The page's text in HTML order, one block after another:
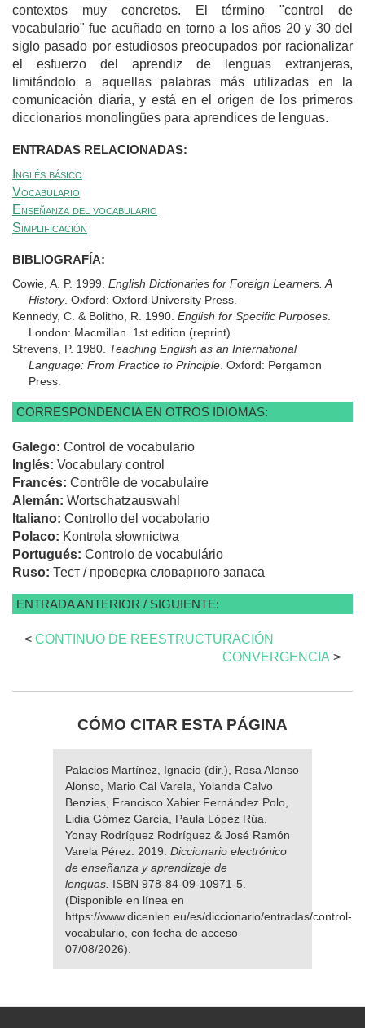
contextos muy concretos.
El término "control de
vocabulario" fue acuñado en torno a los años 20 y 30 del
siglo pasado por estudiosos preocupados por racionalizar
el esfuerzo del aprendiz de lenguas extranjeras,
limitándolo a aquellas palabras más utilizadas en la
comunicación diaria, y está en el origen de los primeros
diccionarios monolingües para aprendices de lenguas.
ENTRADAS RELACIONADAS:
Inglés básico
Vocabulario
Enseñanza del vocabulario
Simplificación
BIBLIOGRAFÍA:
Cowie, A. P. 1999. English Dictionaries for Foreign Learners. A
History. Oxford: Oxford University Press.
Kennedy, C. & Bolitho, R. 1990. English for Specific Purposes
London: Macmillan. 1st edition (reprint).
Strevens, P. 1980. Teaching English as an International
Language: From Practice to Principle . Oxford: Pergamon
Press.
CORRESPONDENCIA EN OTROS IDIOMAS:
Galego: Control de vocabulario
Inglés: Vocabulary control
Francés: Contrôle de vocabulaire
Alemán: Wortschatzauswahl
Italiano: Controllo del vocabolario
Polaco: Kontrola słownictwa
Portugués: Controlo de vocabulário
Ruso: Тест / проверка словарного запаса
ENTRADA ANTERIOR / SIGUIENTE:
< CONTINUO DE REESTRUCTURACIÓN
CONVERGENCIA >
CÓMO CITAR ESTA PÁGINA
Palacios Martínez, Ignacio (dir.), Rosa Alonso
Alonso, Mario Cal Varela, Yolanda Calvo
Benzies, Francisco Xabier Fernández Polo,
Lidia Gómez García, Paula López Rúa,
Yonay Rodríguez Rodríguez & José Ramón
Varela Pérez. 2019. Diccionario electrónico
de enseñanza y aprendizaje de
lenguas. ISBN 978-84-09-10971-5.
(Disponible en línea en
https://www.dicenlen.eu/es/diccionario/entradas/control-
vocabulario, con fecha de acceso
07/08/2026).